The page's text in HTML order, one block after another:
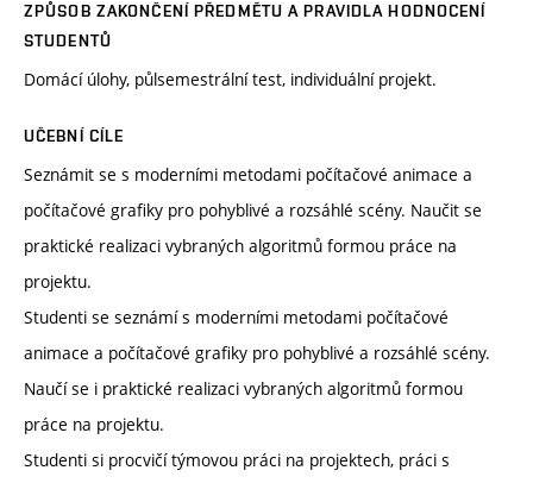
ZPŮSOB ZAKONČENÍ PŘEDMĚTU A PRAVIDLA HODNOCENÍ
STUDENTŮ
Domácí úlohy, půlsemestrální test, individuální projekt.
UČEBNÍ CÍLE
Seznámit se s moderními metodami počítačové animace a
počítačové grafiky pro pohyblivé a rozsáhlé scény. Naučit se
praktické realizaci vybraných algoritmů formou práce na
projektu.
Studenti se seznámí s moderními metodami počítačové
animace a počítačové grafiky pro pohyblivé a rozsáhlé scény.
Naučí se i praktické realizaci vybraných algoritmů formou
práce na projektu.
Studenti si procvičí týmovou práci na projektech, práci s